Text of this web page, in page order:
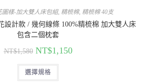
圖樣-加大雙人床包組, 精梳棉, 精梳棉 40支
設計款 / 幾何線條 100%精梳棉 加大雙人床
包含二個枕套
NT$1,580 NT$1,150
選擇規格